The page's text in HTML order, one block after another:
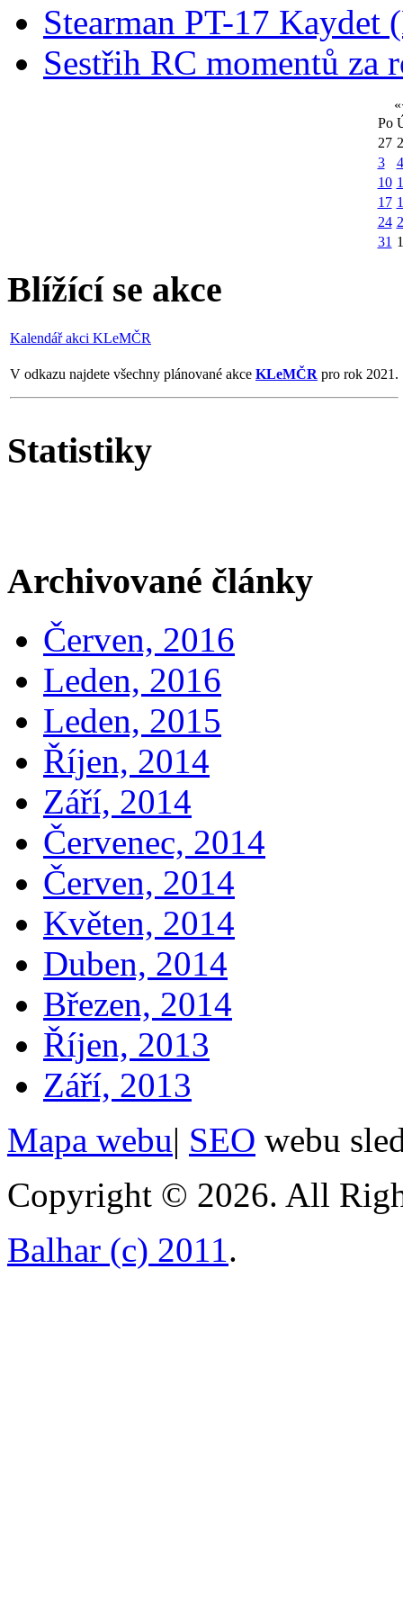
Stearman PT-17 Kaydet
Sestřih RC momentů za
«
Po
27
3
4
10
17
24
31 1
Blížící se akce
Kalendář akci KLeMČR
V odkazu najdete všechny plánované akce KLeMČR pro rok 2021.
Statistiky
Archivované články
Červen, 2016
Leden, 2016
Leden, 2015
Říjen, 2014
Září, 2014
Červenec, 2014
Červen, 2014
Květen, 2014
Duben, 2014
Březen, 2014
Říjen, 2013
Září, 2013
Mapa webu| SEO webu
Copyright © 2026. All
Balhar (c) 2011.